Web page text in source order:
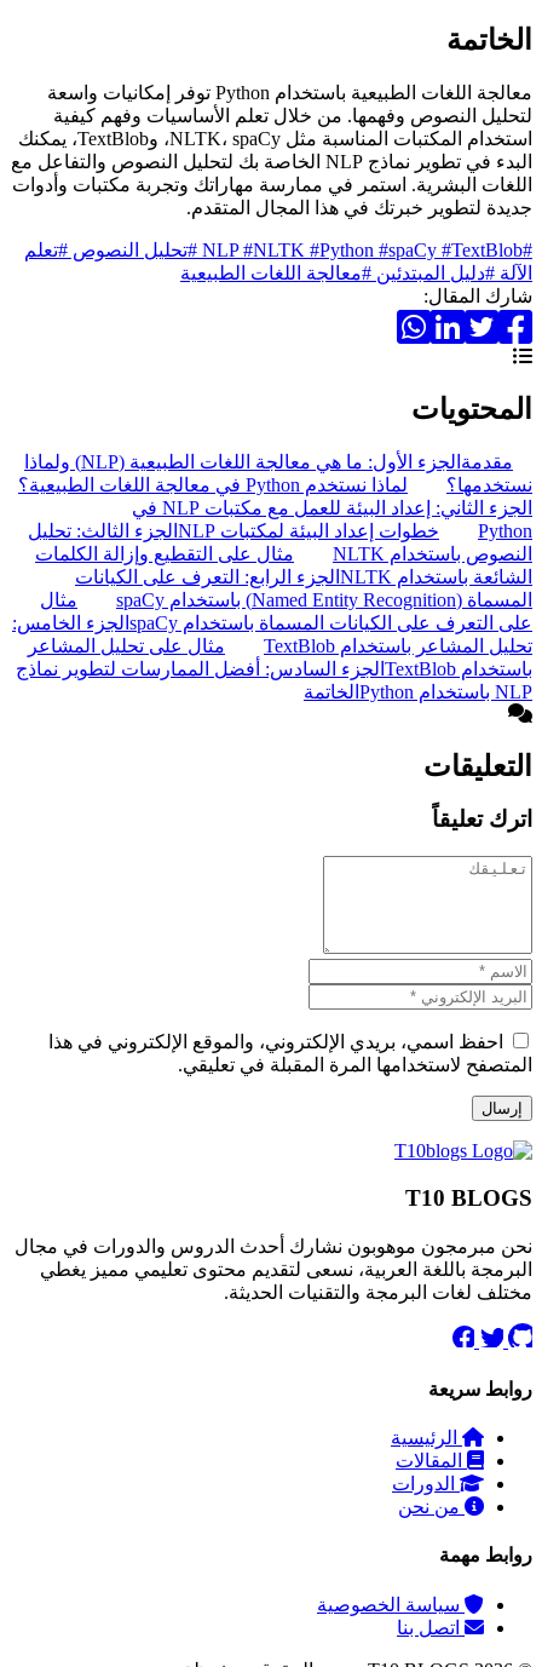
الخاتمة
معالجة اللغات الطبيعية باستخدام Python توفر إمكانيات واسعة
لتحليل النصوص وفهمها. من خلال تعلم الأساسيات وفهم كيفية
استخدام المكتبات المناسبة مثل NLTK، spaCy، وTextBlob، يمكنك
البدء في تطوير نماذج NLP الخاصة بك لتحليل النصوص والتفاعل مع
اللغات البشرية. استمر في ممارسة مهاراتك وتجربة مكتبات وأدوات
جديدة لتطوير خبرتك في هذا المجال المتقدم.
#NLP
#NLTK #Python #spaCy #TextBlob #تحليل النصوص #تعلم
الآلة #دليل المبتدئين #معالجة اللغات الطبيعية
شارك المقال:
المحتويات
مقدمة
الجزء الأول: ما هي معالجة اللغات الطبيعية (NLP) ولماذا
نستخدمها؟
لماذا نستخدم Python في معالجة اللغات الطبيعية؟
الجزء الثاني: إعداد البيئة للعمل مع مكتبات NLP في
Python
خطوات إعداد البيئة لمكتبات NLP
الجزء الثالث: تحليل
النصوص باستخدام NLTK
مثال على التقطيع وإزالة الكلمات
الشائعة باستخدام NLTK
الجزء الرابع: التعرف على الكيانات
المسماة (Named Entity Recognition) باستخدام spaCy
مثال
على التعرف على الكيانات المسماة باستخدام spaCy
الجزء الخامس:
تحليل المشاعر باستخدام TextBlob
مثال على تحليل المشاعر
باستخدام TextBlob
الجزء السادس: أفضل الممارسات لتطوير نماذج
NLP باستخدام Python
الخاتمة
التعليقات
اترك تعليقاً
احفظ اسمي، بريدي الإلكتروني، والموقع الإلكتروني في هذا
المتصفح لاستخدامها المرة المقبلة في تعليقي.
T10 BLOGS
نحن مبرمجون موهوبون نشارك أحدث الدروس والدورات في مجال
البرمجة باللغة العربية، نسعى لتقديم محتوى تعليمي مميز يغطي
مختلف لغات البرمجة والتقنيات الحديثة.
روابط سريعة
الرئيسية
المقالات
الدورات
من نحن
روابط مهمة
سياسة الخصوصية
اتصل بنا